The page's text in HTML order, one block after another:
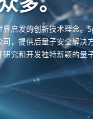
紧跟量子技术的前沿令
利和行业动态中精心筛
您已使用的各类渠道。